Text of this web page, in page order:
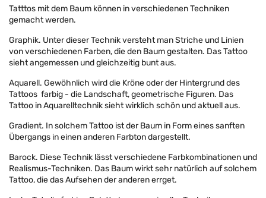
Tatttos mit dem Baum können in verschiedenen Techniken
gemacht werden.
Graphik. Unter dieser Technik versteht man Striche und Linien
von verschiedenen Farben, die den Baum gestalten. Das Tattoo
sieht angemessen und gleichzeitig bunt aus.
Aquarell. Gewöhnlich wird die Kröne oder der Hintergrund des
Tattoos farbig - die Landschaft, geometrische Figuren. Das
Tattoo in Aquarelltechnik sieht wirklich schön und aktuell aus.
Gradient. In solchem Tattoo ist der Baum in Form eines sanften
Übergangs in einen anderen Farbton dargestellt.
Barock. Diese Technik lässt verschiedene Farbkombinationen und
Realismus-Techniken. Das Baum wirkt sehr natürlich auf solchem
Tattoo, die das Aufsehen der anderen errget.